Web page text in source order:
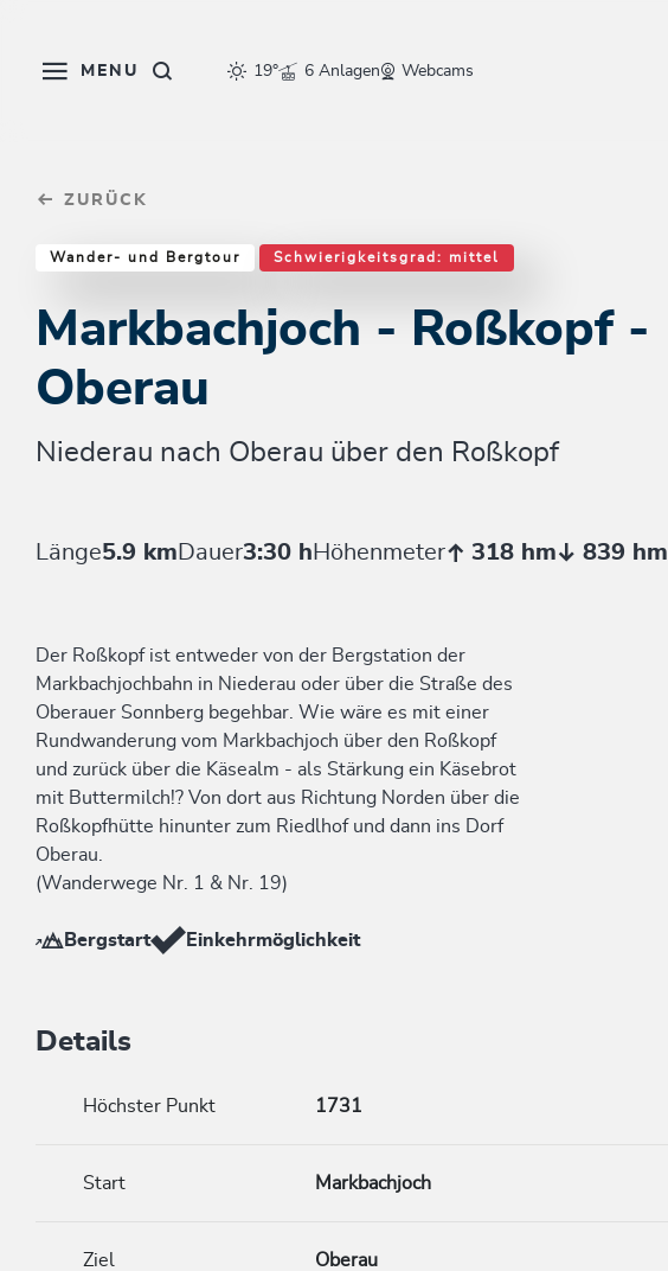
MENU 19° 6 Anlagen Webcams
ZURÜCK
Wander- und Bergtour Schwierigkeitsgrad: mittel
Markbachjoch - Roßkopf -
Oberau
Niederau nach Oberau über den Roßkopf
Länge5.9 km Dauer3:30 h Höhenmeter 318 hm 839 hm
Der Roßkopf ist entweder von der Bergstation der
Markbachjochbahn in Niederau oder über die Straße des
Oberauer Sonnberg begehbar. Wie wäre es mit einer
Rundwanderung vom Markbachjoch über den Roßkopf
und zurück über die Käsealm - als Stärkung ein Käsebrot
mit Buttermilch!? Von dort aus Richtung Norden über die
Roßkopfhütte hinunter zum Riedlhof und dann ins Dorf
Oberau.
(Wanderwege Nr. 1 & Nr. 19)
Bergstart Einkehrmöglichkeit
Details
Höchster Punkt 1731
Start Markbachjoch
Ziel Oberau